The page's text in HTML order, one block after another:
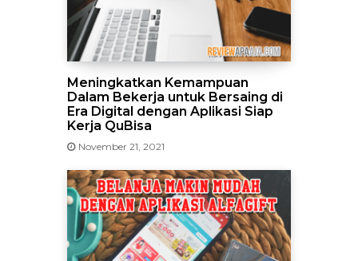
Meningkatkan Kemampuan
Dalam Bekerja untuk Bersaing di
Era Digital dengan Aplikasi Siap
Kerja QuBisa
November 21, 2021